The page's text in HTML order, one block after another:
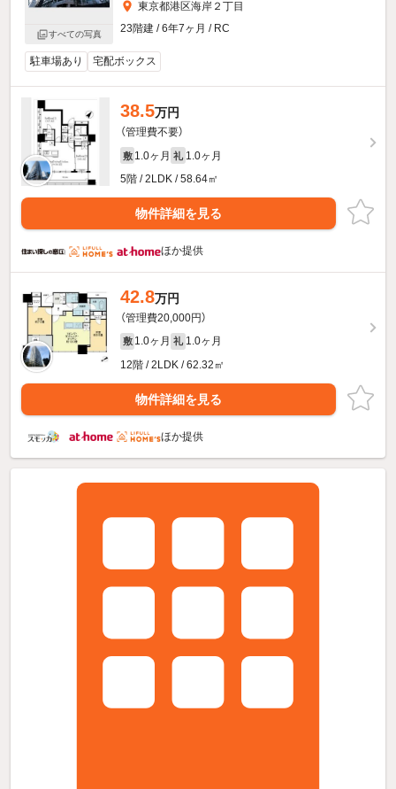
すべての写真
東京都港区海岸２丁目
23階建 / 6年7ヶ月 / RC
駐車場あり 宅配ボックス
38.5万円
（管理費不要）
敷 1.0ヶ月 礼 1.0ヶ月
5階 / 2LDK / 58.64㎡
物件詳細を見る
ほか提供
42.8万円
（管理費20,000円）
敷 1.0ヶ月 礼 1.0ヶ月
12階 / 2LDK / 62.32㎡
物件詳細を見る
ほか提供